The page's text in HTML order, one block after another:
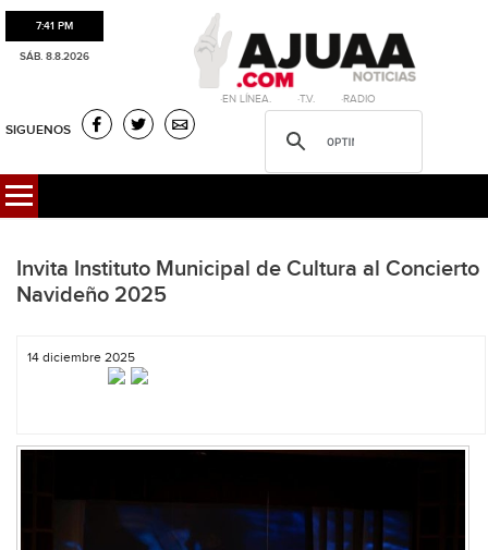
7:41 PM
SÁB. 8.8.2026
·EN LÍNEA. ·T.V. ·RADIO
SIGUENOS
Invita Instituto Municipal de Cultura al Concierto
Navideño 2025
14 diciembre 2025